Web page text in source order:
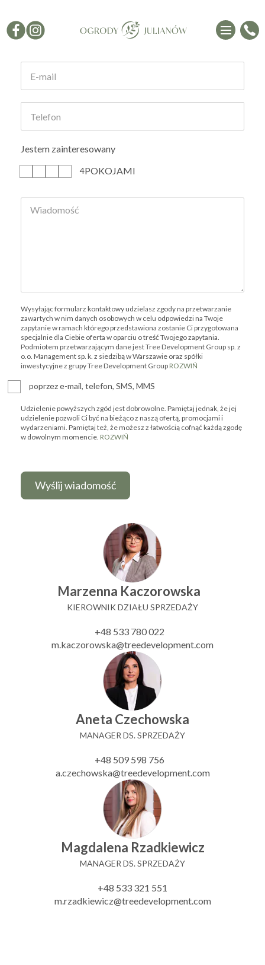
Jestem zainteresowany
4POKOJAMI
Wysyłając formularz kontaktowy udzielasz zgody na przetwarzanie
zawartych w nim danych osobowych w celu odpowiedzi na Twoje
zapytanie w ramach którego przedstawiona zostanie Ci przygotowana
specjalnie dla Ciebie oferta w oparciu o treść Twojego zapytania.
Podmiotem przetwarzającym dane jest Tree Development Group sp. z
o.o. Management sp. k. z siedzibą w Warszawie oraz spółki
inwestycyjne z grupy Tree Development Group ROZWIŃ
poprzez e-mail, telefon, SMS, MMS
Udzielenie powyższych zgód jest dobrowolne. Pamiętaj jednak, że jej
udzielenie pozwoli Ci być na bieżąco z naszą ofertą, promocjami i
wydarzeniami. Pamiętaj też, że możesz z łatwością cofnąć każdą zgodę
w dowolnym momencie. ROZWIŃ
Marzenna Kaczorowska
KIEROWNIK DZIAŁU SPRZEDAŻY
+48 533 780 022
m.kaczorowska@treedevelopment.com
Aneta Czechowska
MANAGER DS. SPRZEDAŻY
+48 509 598 756
a.czechowska@treedevelopment.com
Magdalena Rzadkiewicz
MANAGER DS. SPRZEDAŻY
+48 533 321 551
m.rzadkiewicz@treedevelopment.com